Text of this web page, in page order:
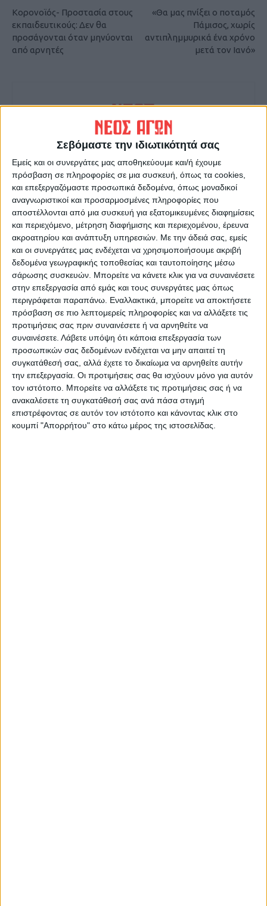
Σεβόμαστε την ιδιωτικότητά σας
Εμείς και οι συνεργάτες μας αποθηκεύουμε και/ή έχουμε
πρόσβαση σε πληροφορίες σε μια συσκευή, όπως τα cookies,
και επεξεργαζόμαστε προσωπικά δεδομένα, όπως μοναδικοί
αναγνωριστικοί και προσαρμοσμένες πληροφορίες που
αποστέλλονται από μια συσκευή για εξατομικευμένες διαφημίσεις
και περιεχόμενο, μέτρηση διαφήμισης και περιεχομένου, έρευνα
ακροατηρίου και ανάπτυξη υπηρεσιών. Με την άδειά σας, εμείς
και οι συνεργάτες μας ενδέχεται να χρησιμοποιήσουμε ακριβή
δεδομένα γεωγραφικής τοποθεσίας και ταυτοποίησης μέσω
σάρωσης συσκευών. Μπορείτε να κάνετε κλικ για να συναινέσετε
στην επεξεργασία από εμάς και τους συνεργάτες μας όπως
περιγράφεται παραπάνω. Εναλλακτικά, μπορείτε να αποκτήσετε
πρόσβαση σε πιο λεπτομερείς πληροφορίες και να αλλάξετε τις
προτιμήσεις σας πριν συναινέσετε ή να αρνηθείτε να
συναινέσετε. Λάβετε υπόψη ότι κάποια επεξεργασία των
προσωπικών σας δεδομένων ενδέχεται να μην απαιτεί τη
συγκατάθεσή σας, αλλά έχετε το δικαίωμα να αρνηθείτε αυτήν
την επεξεργασία. Οι προτιμήσεις σας θα ισχύουν μόνο για αυτόν
τον ιστότοπο. Μπορείτε να αλλάξετε τις προτιμήσεις σας ή να
ανακαλέσετε τη συγκατάθεσή σας ανά πάσα στιγμή
επιστρέφοντας σε αυτόν τον ιστότοπο και κάνοντας κλικ στο
κουμπί "Απορρήτου" στο κάτω μέρος της ιστοσελίδας.
Κορονοϊός- Προστασία στους
εκπαιδευτικούς: Δεν θα
προσάγονται όταν μηνύονται
από αρνητές
«Θα μας πνίξει ο ποταμός
Πάμισος, χωρίς
αντιπλημμυρικά ένα χρόνο
μετά τον Ιανό»
ΝΕΟΣ ΑΓΩΝ
https://neosagon.gr
Η Αρχαιότερη Καθημερινή Πρωινή Εφημερίδα της Καρδίτσας
ΠΑΡΟΜΟΙΑ ΑΡΘΡΑ